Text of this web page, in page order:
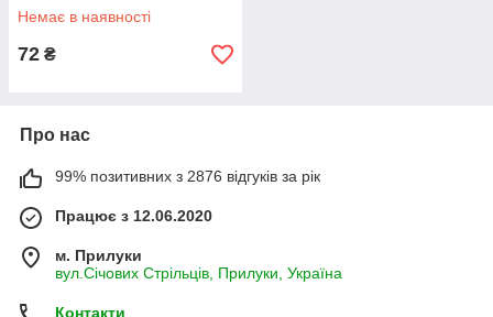
Немає в наявності
72 ₴
Про нас
99% позитивних з 2876 відгуків за рік
Працює з 12.06.2020
м. Прилуки
вул.Січових Стрільців, Прилуки, Україна
Контакти